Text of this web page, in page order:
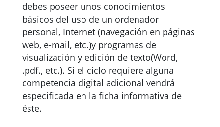
debes poseer unos conocimientos
básicos del uso de un ordenador
personal, Internet (navegación en páginas
web, e-mail, etc.)y programas de
visualización y edición de texto(Word,
.pdf., etc.). Si el ciclo requiere alguna
competencia digital adicional vendrá
especificada en la ficha informativa de
éste.